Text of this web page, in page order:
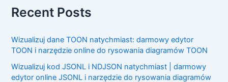
Recent Posts
Wizualizuj dane TOON natychmiast: darmowy edytor
TOON i narzędzie online do rysowania diagramów TOON
Wizualizuj kod JSONL i NDJSON natychmiast | darmowy
edytor online JSONL i narzędzie do rysowania diagramów